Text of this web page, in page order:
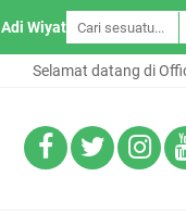
Adi Wiyata
Selamat datang di